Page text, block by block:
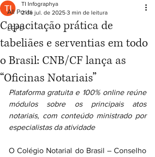
All Posts
LGPD
Capacitação prática de
tabeliães e serventias em todo
o Brasil: CNB/CF lança as
“Oficinas Notariais”
TI Infographya
2 de jul. de 2025 3 min de leitura
Plataforma gratuita e 100% online reúne
módulos sobre os principais atos
notariais, com conteúdo ministrado por
especialistas da atividade
O Colégio Notarial do Brasil – Conselho